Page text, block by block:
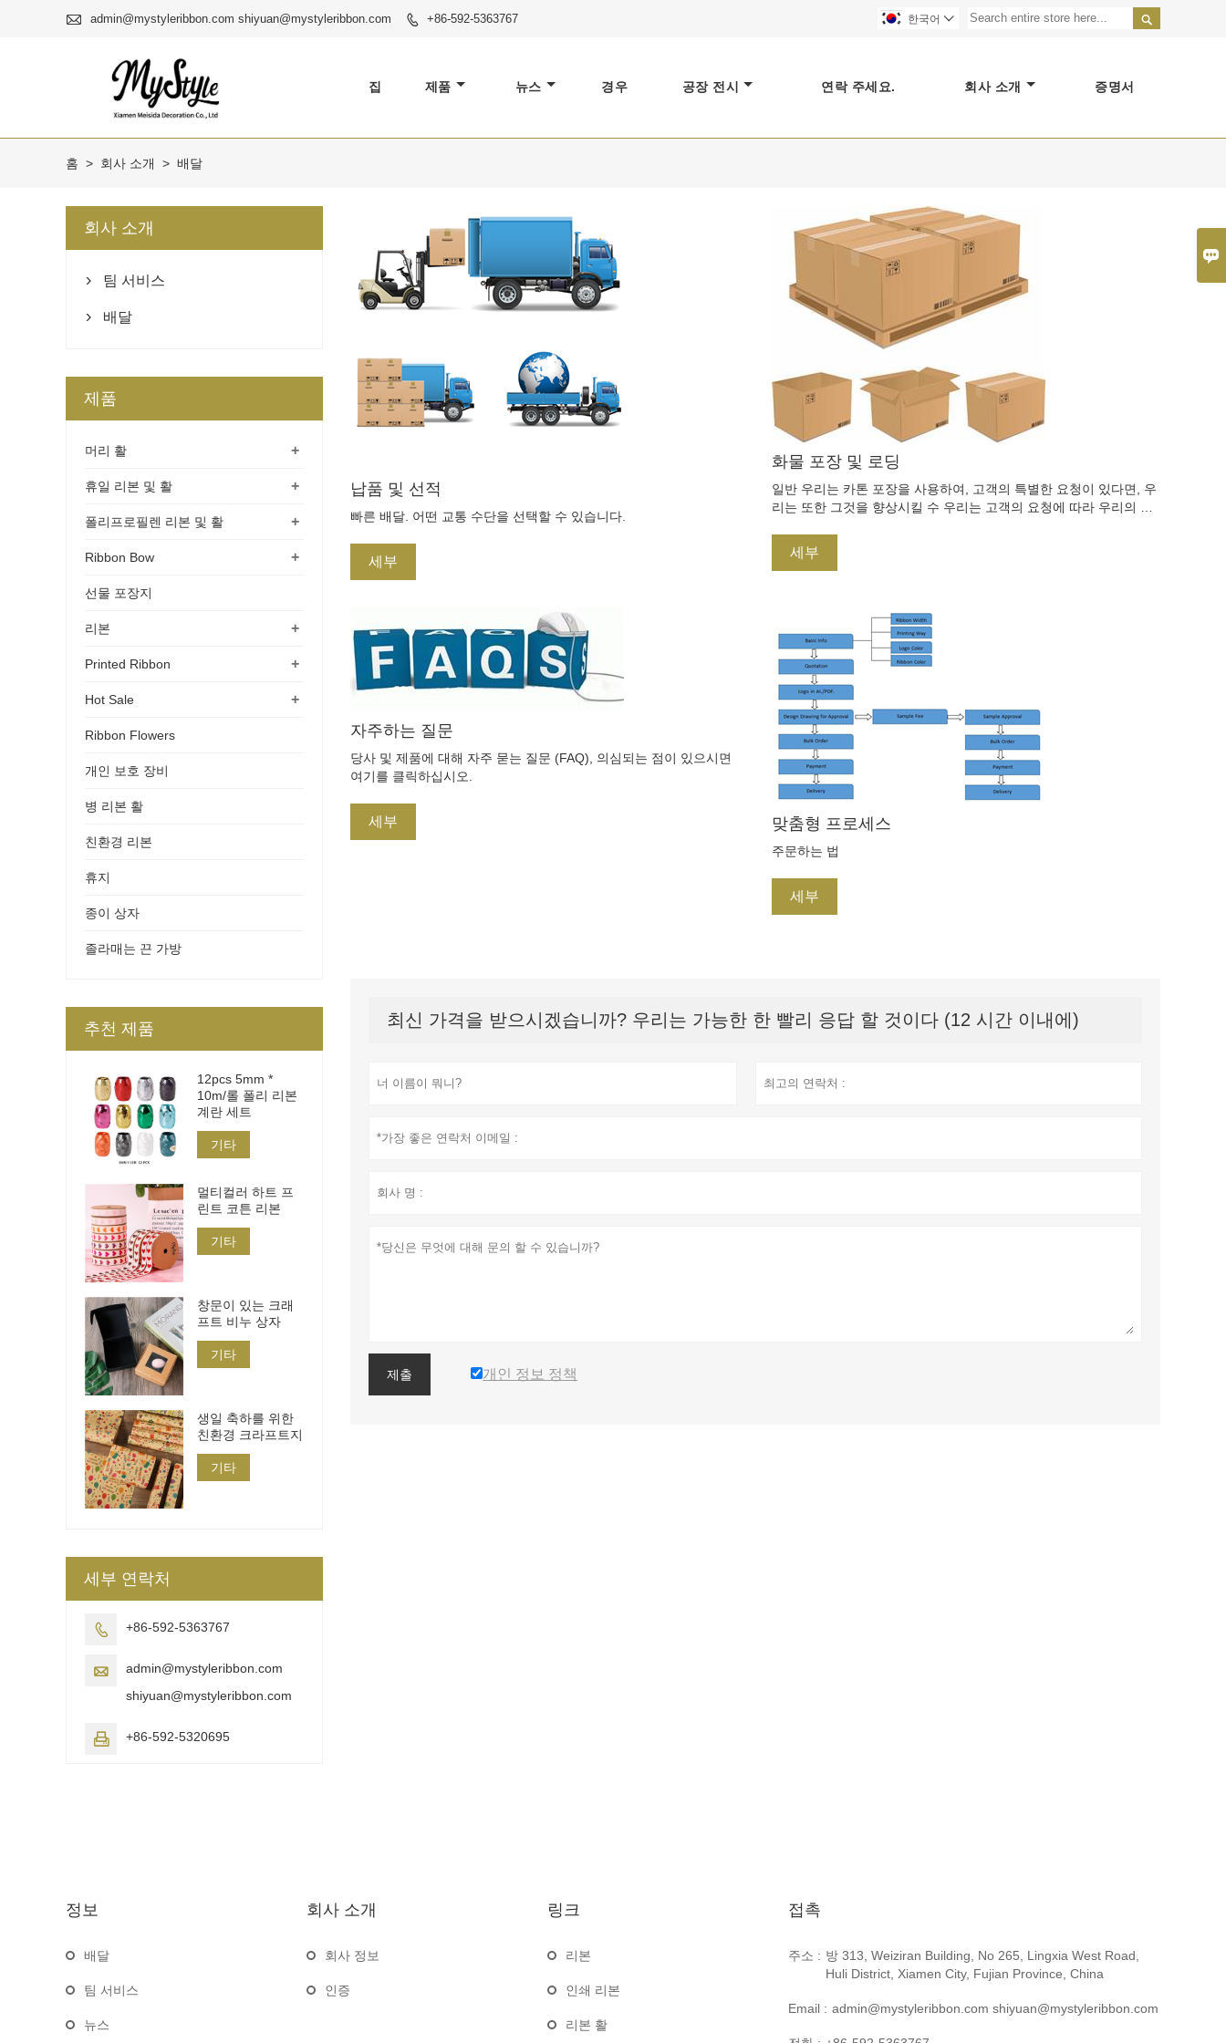

 admin@mystyleribbon.com shiyuan@mystyleribbon.com  +86-592-5363767 
한국어 
집 제품 뉴스 경우 공장 전시 연락 주세요. 회사 소개 증명서
홈 > 회사 소개 > 배달
납품 및 선적
빠른 배달. 어떤 교통 수단을 선택할 수 있습니다.
세부
화물 포장 및 로딩
일반 우리는 카톤 포장을 사용하여, 고객의 특별한 요청이 있다면, 우
리는 또한 그것을 향상시킬 수 우리는 고객의 요청에 따라 우리의 물
세부
자주하는 질문
당사 및 제품에 대해 자주 묻는 질문 (FAQ), 의심되는 점이 있으시면
여기를 클릭하십시오.
세부 맞춤형 프로세스
주문하는 법
세부
최신 가격을 받으시겠습니까? 우리는 가능한 한 빨리 응답 할 것이다 (12 시간 이내에)
제출 개인 정보 정책
회사 소개
 팀 서비스
 배달
제품
+
머리 활
+
휴일 리본 및 활
+
폴리프로필렌 리본 및 활
+
Ribbon Bow
선물 포장지
+
리본
+
Printed Ribbon
+
Hot Sale
Ribbon Flowers
개인 보호 장비
병 리본 활
친환경 리본
휴지
종이 상자
졸라매는 끈 가방
추천 제품
12pcs 5mm *
10m/롤 폴리 리본
계란 세트
기타
멀티컬러 하트 프
린트 코튼 리본
기타
창문이 있는 크래
프트 비누 상자
기타
생일 축하를 위한
친환경 크라프트지
기타
세부 연락처
 +86-592-5363767

admin@mystyleribbon.com
shiyuan@mystyleribbon.com
 +86-592-5320695
정보
배달
팀 서비스
뉴스
회사 소개
회사 정보
인증
링크
리본
인쇄 리본
리본 활
접촉
주소 : 방 313, Weiziran Building, No 265, Lingxia West Road,
Huli District, Xiamen City, Fujian Province, China
Email : admin@mystyleribbon.com shiyuan@mystyleribbon.com